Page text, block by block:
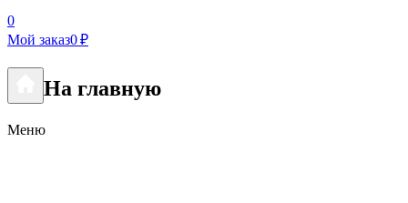
0
Мой заказ0 ₽
На главную
Меню